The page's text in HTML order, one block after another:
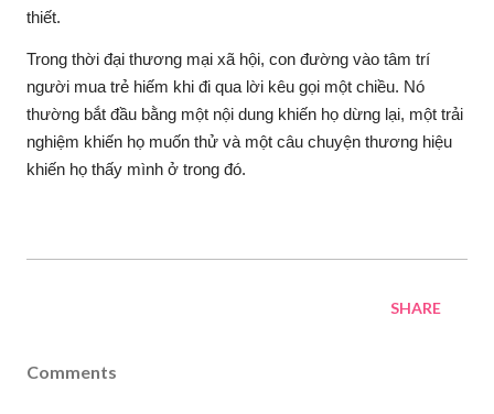
thiết.
Trong thời đại thương mại xã hội, con đường vào tâm trí
người mua trẻ hiếm khi đi qua lời kêu gọi một chiều. Nó
thường bắt đầu bằng một nội dung khiến họ dừng lại, một trải
nghiệm khiến họ muốn thử và một câu chuyện thương hiệu
khiến họ thấy mình ở trong đó.
SHARE
Comments